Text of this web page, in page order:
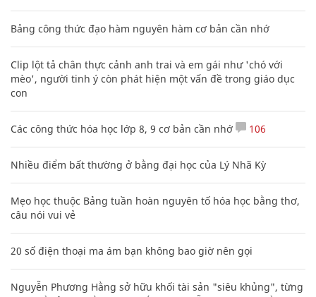
Bảng công thức đạo hàm nguyên hàm cơ bản cần nhớ
Clip lột tả chân thực cảnh anh trai và em gái như 'chó với
mèo', người tinh ý còn phát hiện một vấn đề trong giáo dục
con
Các công thức hóa học lớp 8, 9 cơ bản cần nhớ 106
Nhiều điểm bất thường ở bằng đại học của Lý Nhã Kỳ
Mẹo học thuộc Bảng tuần hoàn nguyên tố hóa học bằng thơ,
câu nói vui vẻ
20 số điện thoại ma ám bạn không bao giờ nên gọi
Nguyễn Phương Hằng sở hữu khối tài sản "siêu khủng", từng